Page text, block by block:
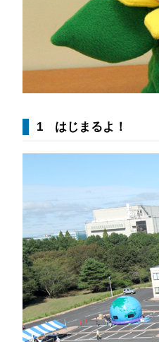
1 はじまるよ！